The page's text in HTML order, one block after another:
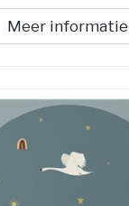
Meer informatie